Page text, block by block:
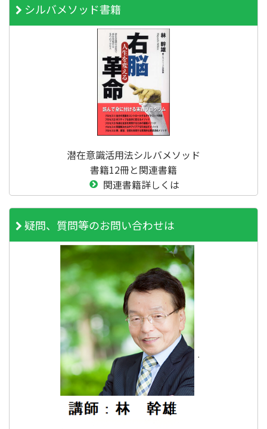
シルバメソッド書籍
潜在意識活用法シルバメソッド
書籍12冊と関連書籍
関連書籍詳しくは
疑問、質問等のお問い合わせは